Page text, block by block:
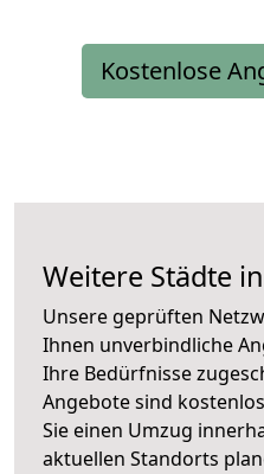
Kostenlose
Weitere Städte in
Unsere geprüften
Ihnen unverbindliche
Ihre Bedürfnisse
Angebote sind
Sie einen Umzug
aktuellen Standorts